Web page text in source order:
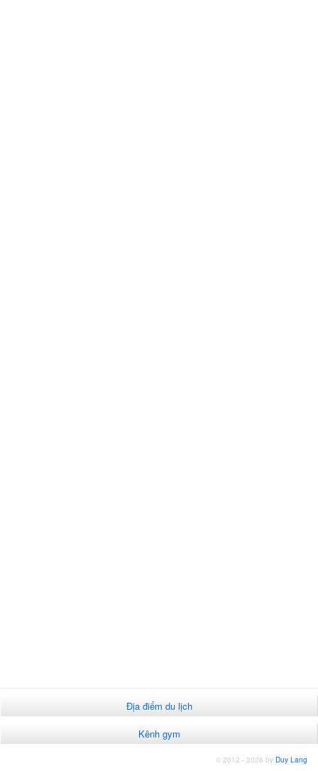
Địa điểm du lịch
Kênh gym
© 2012 - 2026 by Duy Lang